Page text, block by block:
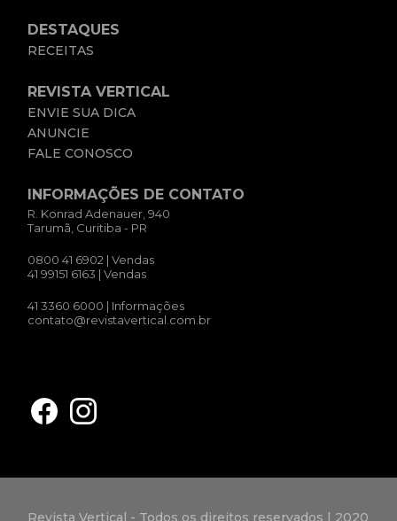
DESTAQUES
RECEITAS
REVISTA VERTICAL
ENVIE SUA DICA
ANUNCIE
FALE CONOSCO
INFORMAÇÕES DE CONTATO
R. Konrad Adenauer, 940
Tarumã, Curitiba - PR
0800 41 6902 | Vendas
41 99151 6163 | Vendas
41 3360 6000 | Informações
contato@revistavertical.com.br
Revista Vertical - Todos os direitos reservados | 2020